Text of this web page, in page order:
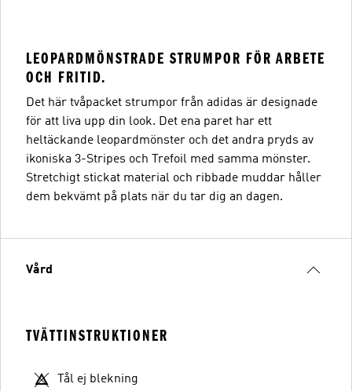
LEOPARDMÖNSTRADE STRUMPOR FÖR ARBETE
OCH FRITID.
Det här tvåpacket strumpor från adidas är designade
för att liva upp din look. Det ena paret har ett
heltäckande leopardmönster och det andra pryds av
ikoniska 3-Stripes och Trefoil med samma mönster.
Stretchigt stickat material och ribbade muddar håller
dem bekvämt på plats när du tar dig an dagen.
Vård
TVÄTTINSTRUKTIONER
Tål ej blekning